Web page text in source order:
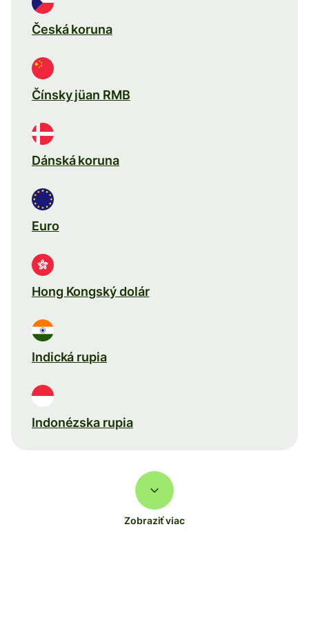
Česká koruna
Čínsky jüan RMB
Dánská koruna
Euro
Hong Kongský dolár
Indická rupia
Indonézska rupia
Zobraziť viac